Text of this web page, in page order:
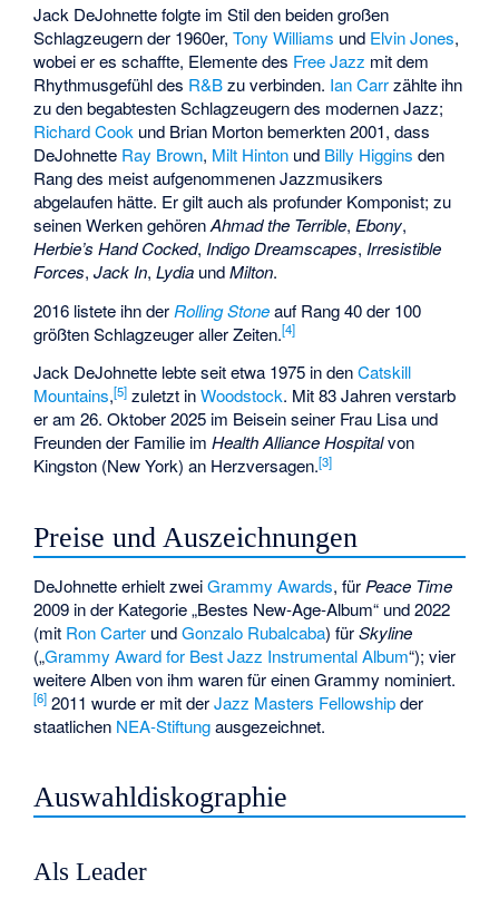
Jack DeJohnette folgte im Stil den beiden großen
Schlagzeugern der 1960er,Tony Williams und Elvin Jones,
wobei er es schaffte, Elemente des Free Jazz mit dem
Rhythmusgefühl des R&Bzu verbinden. Ian Carrzählte ihn
zu den begabtesten Schlagzeugern des modernen Jazz;
Richard Cook und Brian Morton bemerkten 2001, dass
DeJohnette Ray Brown, Milt Hinton und Billy Higgins den
Rang des meist aufgenommenen Jazzmusikers
abgelaufen hätte. Er gilt auch als profunder Komponist; zu
seinen Werken gehörenAhmad the Terrible, Ebony,
Herbie’s Hand Cocked, Indigo Dreamscapes, Irresistible
Forces,Jack In,Lydia undMilton.
2016 listete ihn der Rolling Stoneauf Rang 40 der 100
größten Schlagzeuger aller Zeiten.[4]
Jack DeJohnette lebte seit etwa 1975 in denCatskill
Mountains,[5] zuletzt inWoodstock. Mit 83 Jahren verstarb
er am 26. Oktober 2025 im Beisein seiner Frau Lisa und
Freunden der Familie imHealth Alliance Hospitalvon
Kingston (New York) an Herzversagen.[3]
Preise und Auszeichnungen
DeJohnette erhielt zweiGrammy Awards, für Peace Time
2009 in der Kategorie „Bestes New-Age-Album“ und 2022
(mit Ron Carter undGonzalo Rubalcaba) fürSkyline
(„Grammy Award for Best Jazz Instrumental Album“); vier
weitere Alben von ihm waren für einen Grammy nominiert.
[6] 2011 wurde er mit derJazz Masters Fellowshipder
staatlichen NEA-Stiftungausgezeichnet.
Auswahldiskographie
Als Leader